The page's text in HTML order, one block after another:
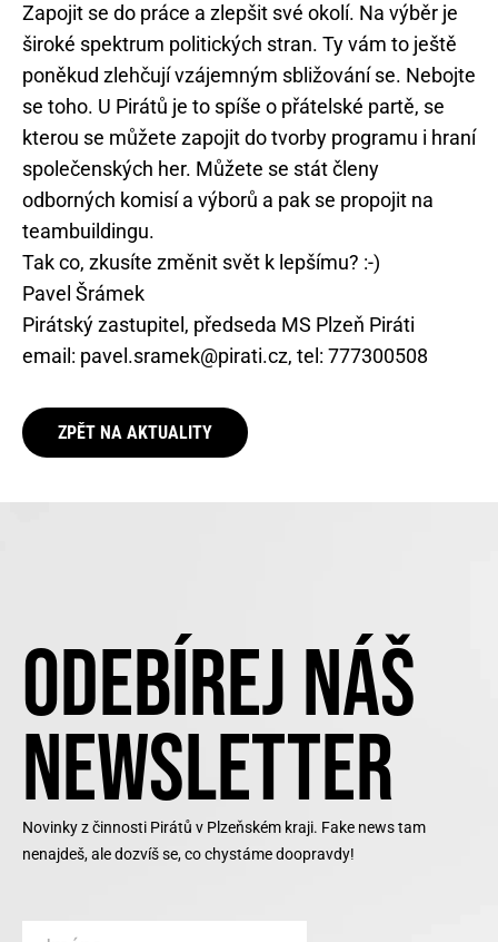
Zapojit se do práce a zlepšit své okolí. Na výběr je
široké spektrum politických stran. Ty vám to ještě
poněkud zlehčují vzájemným sbližování se. Nebojte
se toho. U Pirátů je to spíše o přátelské partě, se
kterou se můžete zapojit do tvorby programu i hraní
společenských her. Můžete se stát členy
odborných komisí a výborů a pak se propojit na
teambuildingu.
Tak co, zkusíte změnit svět k lepšímu? :-)
Pavel Šrámek
Pirátský zastupitel, předseda MS Plzeň Piráti
email: pavel.sramek@pirati.cz, tel: 777300508
ZPĚT NA AKTUALITY
ODEBÍREJ NÁŠ
NEWSLETTER
Novinky z činnosti Pirátů v Plzeňském kraji. Fake news tam
nenajdeš, ale dozvíš se, co chystáme doopravdy!